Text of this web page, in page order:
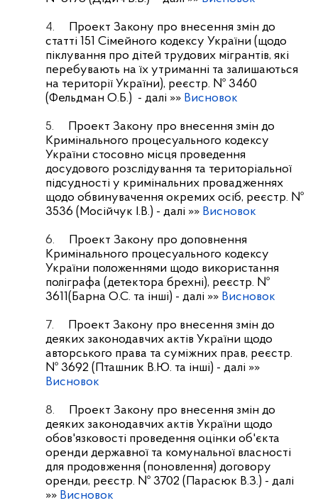
4.
Проект Закону про внесення змін до
статті 151 Сімейного кодексу України (щодо
піклування про дітей трудових мігрантів, які
перебувають на їх утриманні та залишаються
на території України), реєстр. № 3460
(Фельдман О.Б.) - далі »» Висновок
5.
Проект Закону про внесення змін до
Кримінального процесуального кодексу
України стосовно місця проведення
досудового розслідування та територіальної
підсудності у кримінальних провадженнях
щодо обвинувачення окремих осіб, реєстр. №
3536 (Мосійчук І.В.) - далі »» Висновок
6.
Проект Закону про доповнення
Кримінального процесуального кодексу
України положеннями щодо використання
поліграфа (детектора брехні), реєстр. №
3611(Барна О.С. та інші) - далі »» Висновок
7.
Проект Закону про внесення змін до
деяких законодавчих актів України щодо
авторського права та суміжних прав, реєстр.
№ 3692 (Пташник В.Ю. та інші) - далі »»
Висновок
8.
Проект Закону про внесення змін до
деяких законодавчих актів України щодо
обов'язковості проведення оцінки об'єкта
оренди державної та комунальної власності
для продовження (поновлення) договору
оренди, реєстр. № 3702 (Парасюк В.З.) - далі
»» Висновок